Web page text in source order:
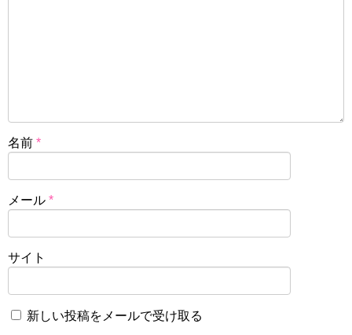
名前 *
メール *
サイト
新しい投稿をメールで受け取る